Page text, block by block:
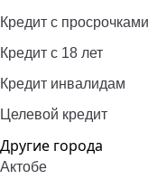
Кредит с просрочками
Кредит с 18 лет
Кредит инвалидам
Целевой кредит
Другие города
Актобе